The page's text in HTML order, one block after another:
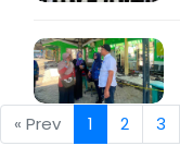
« Prev 1 2 3